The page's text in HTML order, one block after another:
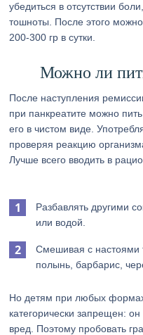
убедиться в отсутствии
тошноты. После этого
200-300 гр в сутки.
Можно ли
После наступления
при панкреатите можно
его в чистом виде.
проверяя реакцию
Лучше всего вводить в
Разбавлять другими
или водой.
Смешивая с настоями
полынь, барбарис,
Но детям при любых формах
категорически запрещен:
вред. Поэтому пробовать